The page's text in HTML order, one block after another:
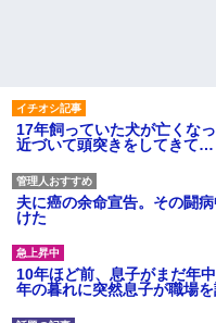
17年飼っていた犬が亡くな
近づいて頭突きをしてきて…
夫に癌の余命宣告。その闘
けた
10年ほど前、息子がまだ年
年の暮れに突然息子が職場を